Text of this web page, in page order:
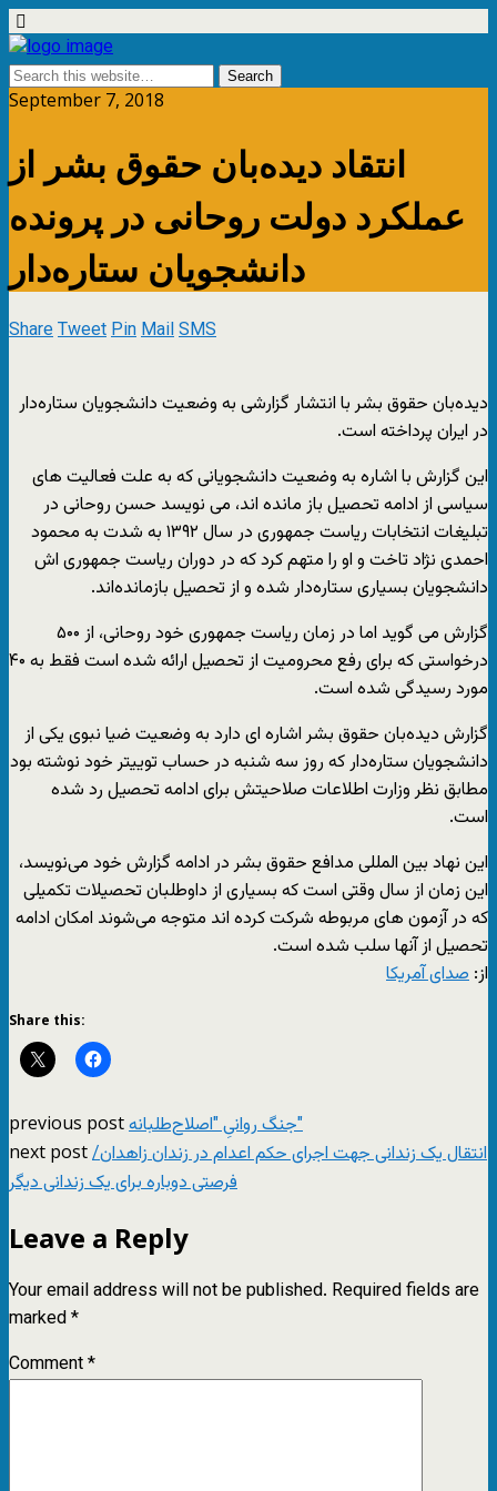
September 7, 2018
انتقاد دیده‌بان حقوق بشر از
عملکرد دولت روحانی در پرونده
دانشجویان ستاره‌دار
ShareTweetPinMailSMS
دیده‌بان حقوق بشر با انتشار گزارشی به وضعیت دانشجویان ستاره‌دار
در ایران پرداخته است.
این گزارش با اشاره به وضعیت دانشجویانی که به علت فعالیت های
سیاسی از ادامه تحصیل باز مانده اند، می نویسد حسن روحانی در
تبلیغات انتخابات ریاست جمهوری در سال ۱۳۹۲ به شدت به محمود
احمدی نژاد تاخت و او را متهم کرد که در دوران ریاست جمهوری اش
دانشجویان بسیاری ستاره‌دار شده و از تحصیل بازمانده‌اند.
گزارش می گوید اما در زمان ریاست جمهوری خود روحانی، از ۵۰۰
درخواستی که برای رفع محرومیت از تحصیل ارائه شده است فقط به ۴۰
مورد رسیدگی شده است.
گزارش دیده‌بان حقوق بشر اشاره ای دارد به وضعیت ضیا نبوی یکی از
دانشجویان ستاره‌دار که روز سه شنبه در حساب توییتر خود نوشته بود
مطابق نظر وزارت اطلاعات صلاحیتش برای ادامه تحصیل رد شده
است.
این نهاد بین المللی مدافع حقوق بشر در ادامه گزارش خود می‌نویسد،
این زمان از سال وقتی است که بسیاری از داوطلبان تحصیلات تکمیلی
که در آزمون های مربوطه شرکت کرده اند متوجه می‌شوند امکان ادامه
تحصیل از آنها سلب شده است.
از: صدای آمریکا
Share this:
previous post جنگ روانیِ "اصلاح‌طلبانه"
next postانتقال یک زندانی جهت اجرای حکم اعدام در زندان زاهدان/
فرصتی دوباره برای یک زندانی دیگر
Leave a Reply
Your email address will not be published. Required fields are
marked*
Comment*